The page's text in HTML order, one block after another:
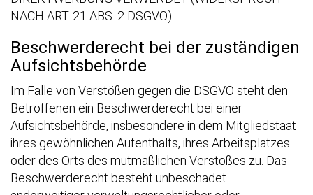
NACH ART. 21 ABS. 2 DSGVO).
Beschwerde­recht bei der zuständigen
Aufsichts­behörde
Im Falle von Verstößen gegen die DSGVO steht den
Betroffenen ein Beschwerderecht bei einer
Aufsichtsbehörde, insbesondere in dem Mitgliedstaat
ihres gewöhnlichen Aufenthalts, ihres Arbeitsplatzes
oder des Orts des mutmaßlichen Verstoßes zu. Das
Beschwerderecht besteht unbeschadet